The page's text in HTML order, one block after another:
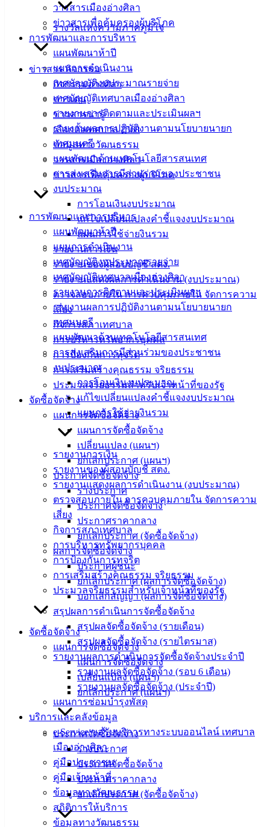
วารสารเมืองอ่างศิลา
ข่าวสารเพื่อคุ้มครองผู้บริโภค
การพัฒนาและการบริหาร
แผนพัฒนาห้าปี
แผนการดำเนินงาน
เทศบัญญัติงบประมาณรายจ่าย
เทศบัญญัติเทศบาลเมืองอ่างศิลา
รายงานการติดตามและประเมินผลฯ
รายงานผลการปฏิบัติงานตามนโยบายนายก
เทศมนตรี
แผนพัฒนาด้านเทคโนโลยีสารสนเทศ
การส่งเสริมการมีส่วนร่วมของประชาชน
งบประมาณ
การโอนเงินงบประมาณ
แก้ไขเปลี่ยนแปลงคำชี้แจงงบประมาณ
แผนการใช้จ่ายงินรวม
รายงานการเงิน
รายงานของผู้สอบบัญชี สตง.
รายงานแสดงผลการดำเนินงาน (งบประมาณ)
ตรวจสอบภายใน การควบคุมภายใน จัดการความ
เสี่ยง
กิจการสภาเทศบาล
การบริหารทรัพยากรบุคคล
การป้องกันการทุจริต
การเสริมสร้างคุณธรรม จริยธรรม
ประมวลจริยธรรมสำหรับเจ้าหน้าที่ของรัฐ
จัดซื้อจัดจ้าง
แผนการจัดซื้อจัดจ้าง
แผนการจัดซื้อจัดจ้าง
เปลี่ยนแปลง (แผนฯ)
ยกเลิกประกาศ (แผนฯ)
ประกาศจัดซื้อจัดจ้าง
ร่างประกาศ
ประกาศจัดซื้อจัดจ้าง
ประกาศราคากลาง
ยกเลิกประกาศ (จัดซื้อจัดจ้าง)
ผลการจัดซื้อจัดจ้าง
ประกาศผู้ชนะ
ยกเลิกประกาศ (ผลการจัดซื้อจัดจ้าง)
บอกเลิกสัญญา (ผลการจัดซื้อจัดจ้าง)
สรุปผลการดำเนินการจัดซื้อจัดจ้าง
สรุปผลจัดซื้อจัดจ้าง (รายเดือน)
สรุปผลจัดซื้อจัดจ้าง (รายไตรมาส)
รายงานผลการดำเนินการจัดซื้อจัดจ้างประจำปี
รายงานผลจัดซื้อจัดจ้าง (รอบ 6 เดือน)
รายงานผลจัดซื้อจัดจ้าง (ประจำปี)
แผนการซ่อมบำรุงพัสดุ
บริการและคลังข้อมูล
e-Service ขอรับบริการทางระบบออนไลน์ เทศบาล
เมืองอ่างศิลา
คู่มือประชาชน
คู่มือเจ้าหน้าที่
ข้อมูลทางวัฒนธรรม
สถิติการให้บริการ
ข้อมูลทางวัฒนธรรม
รางวัลแห่งความภาคภูมิใจ
ข่าวสาร กิจกรรม
กิจกรรมอ่างศิลา
ข่าวเด่น
ข่าวสารน่ารู้
เลือกตั้งเทศบาล 2568
ข้อมูลทางวัฒนธรรม
วารสารเมืองอ่างศิลา
ข่าวสารเพื่อคุ้มครองผู้บริโภค
การพัฒนาและการบริหาร
แผนพัฒนาห้าปี
แผนการดำเนินงาน
เทศบัญญัติงบประมาณรายจ่าย
เทศบัญญัติเทศบาลเมืองอ่างศิลา
รายงานการติดตามและประเมินผลฯ
รายงานผลการปฏิบัติงานตามนโยบายนายก
เทศมนตรี
แผนพัฒนาด้านเทคโนโลยีสารสนเทศ
การส่งเสริมการมีส่วนร่วมของประชาชน
งบประมาณ
การโอนเงินงบประมาณ
แก้ไขเปลี่ยนแปลงคำชี้แจงงบประมาณ
แผนการใช้จ่ายงินรวม
รายงานการเงิน
รายงานของผู้สอบบัญชี สตง.
รายงานแสดงผลการดำเนินงาน (งบประมาณ)
ตรวจสอบภายใน การควบคุมภายใน จัดการความ
เสี่ยง
กิจการสภาเทศบาล
การบริหารทรัพยากรบุคคล
การป้องกันการทุจริต
การเสริมสร้างคุณธรรม จริยธรรม
ประมวลจริยธรรมสำหรับเจ้าหน้าที่ของรัฐ
จัดซื้อจัดจ้าง
แผนการจัดซื้อจัดจ้าง
แผนการจัดซื้อจัดจ้าง
เปลี่ยนแปลง (แผนฯ)
ยกเลิกประกาศ (แผนฯ)
ประกาศจัดซื้อจัดจ้าง
ร่างประกาศ
ประกาศจัดซื้อจัดจ้าง
ประกาศราคากลาง
ยกเลิกประกาศ (จัดซื้อจัดจ้าง)
การรับสมัครบุคคลทั่วไปเพื่อสรรหาและเลือกสรรเป็นพนักงาน
ดาวน์โหลด
เทศบาล
เมืองอ่าง
สำนักงาน
เทศบาลเมือง
อ่างศิลา 90/338
ม.3 ต.เสม็ด
อ.เมือง จ.ชลบุรี
038-
142-100-104
บริการ
ประชาชน
ดาวน์โหลด
แบบ
สำหรับ
ประชาชน/
คู่มือการ
ปฏิบัติ
ข่าวสาร
น่ารู้
ศุนย์
ข้อมูล
ข่าวสาร
อิเล็กทรอนิกส์
ความรู้
(Knowledge
Management)
เทศบาล
สายตรง
ประวัติ
เทศบาล
ผู้บริหาร